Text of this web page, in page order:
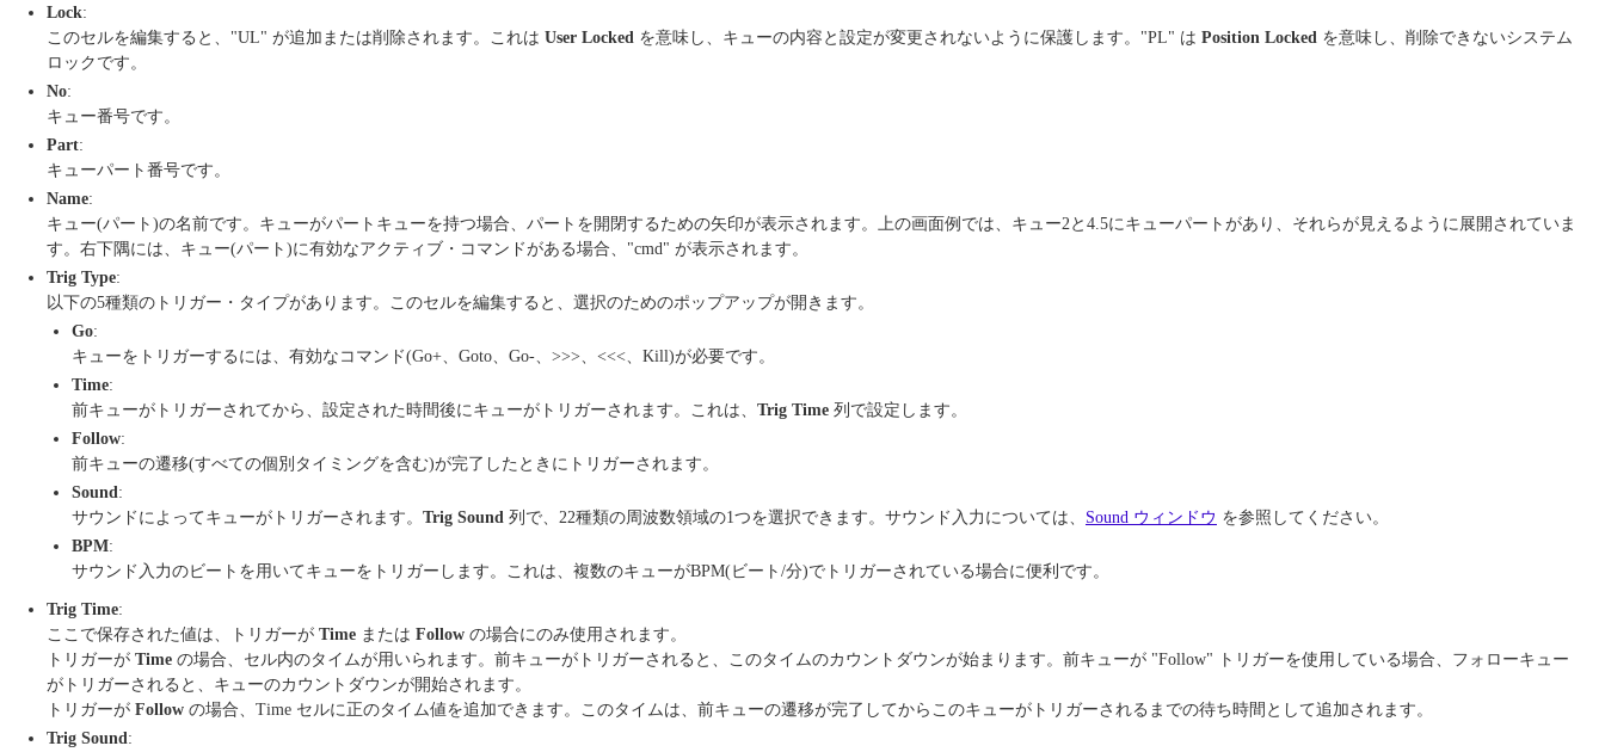
Lock:
このセルを編集すると、"UL" が追加または削除されます。これは User Locked を意味し、キューの内容と設定が変更されないように保護します。"PL" は Position Locked を意味し、削除できないシステム
ロックです。
No:
キュー番号です。
Part:
キューパート番号です。
Name:
キュー(パート)の名前です。キューがパートキューを持つ場合、パートを開閉するための矢印が表示されます。上の画面例では、キュー2と4.5にキューパートがあり、それらが見えるように展開されていま
す。右下隅には、キュー(パート)に有効なアクティブ・コマンドがある場合、"cmd" が表示されます。
Trig Type:
以下の5種類のトリガー・タイプがあります。このセルを編集すると、選択のためのポップアップが開きます。
Go:
キューをトリガーするには、有効なコマンド(Go+、Goto、Go-、>>>、<<<、Kill)が必要です。
Time:
前キューがトリガーされてから、設定された時間後にキューがトリガーされます。これは、 Trig Time 列で設定します。
Follow:
前キューの遷移(すべての個別タイミングを含む)が完了したときにトリガーされます。
Sound:
サウンドによってキューがトリガーされます。 Trig Sound 列で、22種類の周波数領域の1つを選択できます。サウンド入力については、 Sound ウィンドウ を参照してください。
BPM:
サウンド入力のビートを用いてキューをトリガーします。これは、複数のキューがBPM(ビート/分)でトリガーされている場合に便利です。
Trig Time:
ここで保存された値は、トリガーが Time または Follow の場合にのみ使用されます。
トリガーが Time の場合、セル内のタイムが用いられます。前キューがトリガーされると、このタイムのカウントダウンが始まります。前キューが "Follow" トリガーを使用している場合、フォローキュー
がトリガーされると、キューのカウントダウンが開始されます。
トリガーが Follow の場合、Time セルに正のタイム値を追加できます。このタイムは、前キューの遷移が完了してからこのキューがトリガーされるまでの待ち時間として追加されます。
Trig Sound: